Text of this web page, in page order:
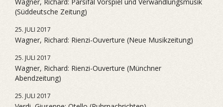
(Süddeutsche Zeitung)
25. JULI 2017
Wagner, Richard: Rienzi-Ouverture (Neue Musikzeitung)
25. JULI 2017
Wagner, Richard: Rienzi-Ouverture (Münchner
Abendzeitung)
25. JULI 2017